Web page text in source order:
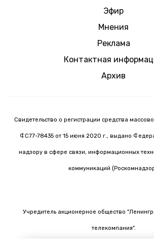
Эфир
Мнения
Реклама
Контактная
Архив
Свидетельство о регистрации средства
ФС77-78435 от 15 июня 2020 г., выдано
надзору в сфере связи, информационных
коммуникаций
Учредитель акционерное общество
телекомпания".